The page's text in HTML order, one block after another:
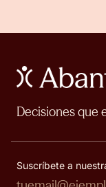
Decisiones que
Suscríbete a